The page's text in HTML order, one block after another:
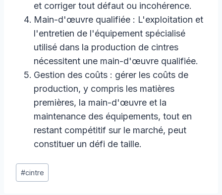
et corriger tout défaut ou incohérence.
Main-d'œuvre qualifiée : L'exploitation et
l'entretien de l'équipement spécialisé
utilisé dans la production de cintres
nécessitent une main-d'œuvre qualifiée.
Gestion des coûts : gérer les coûts de
production, y compris les matières
premières, la main-d'œuvre et la
maintenance des équipements, tout en
restant compétitif sur le marché, peut
constituer un défi de taille.
Étiquettes
de
#cintre